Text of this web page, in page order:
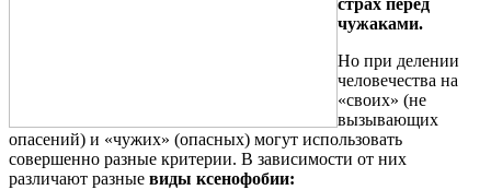
страх перед
чужаками.
Но при делении
человечества на
«своих» (не
вызывающих
опасений) и «чужих» (опасных) могут использовать
совершенно разные критерии. В зависимости от них
различают разные виды ксенофобии: